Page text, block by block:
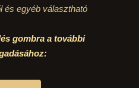
és egyéb választható
gombra a további